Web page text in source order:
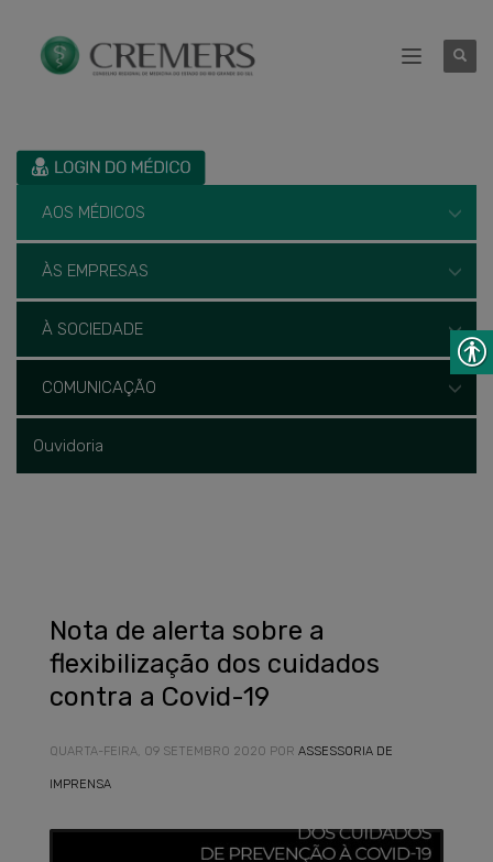
AOS MÉDICOS
ÀS EMPRESAS
À SOCIEDADE
COMUNICAÇÃO
Ouvidoria
Nota de alerta sobre a
flexibilização dos cuidados
contra a Covid-19
QUARTA-FEIRA, 09 SETEMBRO 2020 POR ASSESSORIA DE
IMPRENSA